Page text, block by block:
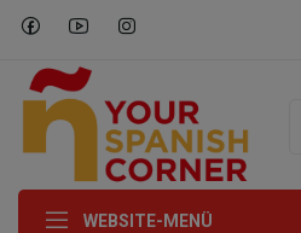
WEBSITE-MENÜ